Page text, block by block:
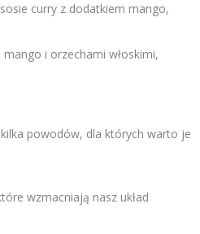
curry z dodatkiem mango,
i orzechami włoskimi,
powodów, dla których warto je
wzmacniają nasz układ